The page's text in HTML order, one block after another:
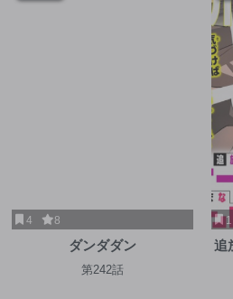
4 8
ダンダダン
第242話
1
追